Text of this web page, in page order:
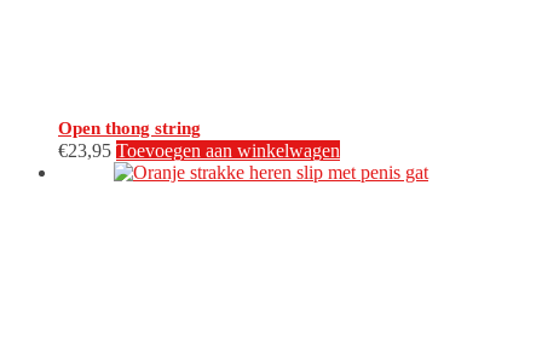
Open thong string
€23,95 Toevoegen aan winkelwagen